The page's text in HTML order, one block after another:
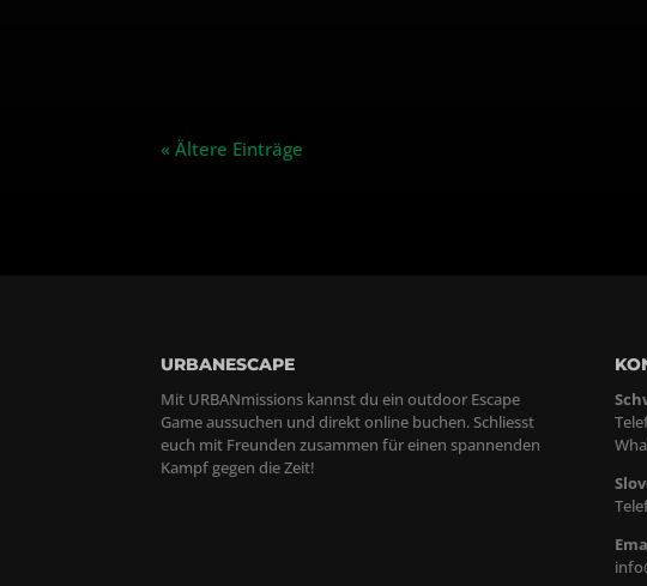
« Ältere Einträge
URBANESCAPE
Mit URBANmissions kannst du ein outdoor Escape
Game aussuchen und direkt online buchen. Schliesst
euch mit Freunden zusammen für einen spannenden
Kampf gegen die Zeit!